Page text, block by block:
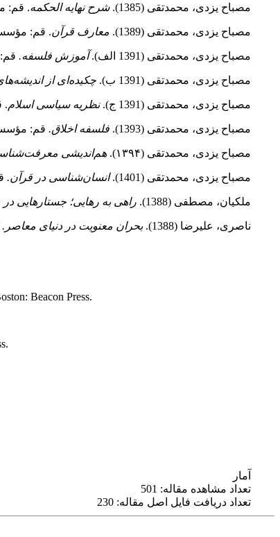
مصباح یزدی، محمدتقی (1385). شرح نهایه الحکمه. قم:
مصباح یزدی، محمدتقی (1389). معارف قرآن. قم:
مصباح یزدی، محمدتقی (1391 الف). آموزش فلسفه.
مصباح یزدی، محمدتقی (1391 ب). چکیده‌ای از
مصباح یزدی، محمدتقی (1391 ج). نظریه سیاسی اسلام.
مصباح یزدی، محمدتقی (1393). فلسفه اخلاق. قم:
مصباح یزدی، محمدتقی (۱۳۹۴). هم‌اندیشی
مصباح یزدی، محمدتقی (1401). انسان‌شناسی در قرآن.
ملکیان، مصطفی (1388). راهی به رهایی؛ جستارهایی
ناصری، علیرضا (1388). بحران معنویت در دنیای معاصر.
Beacon Press.
آمار
تعداد مشاهده مقاله: 501
تعداد دریافت فایل اصل مقاله: 230